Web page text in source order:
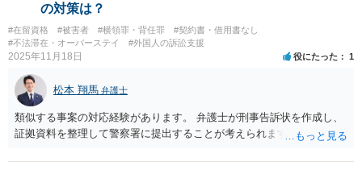
の対策は？
#在留資格 #被害者 #横領罪・背任罪
#契約書・借用書なし
#不法滞在・オーバーステイ
#外国人の訴訟支援
2025年11月18日 役にたった 1
松本 翔馬 弁護士
類似する事案の対応経験があります。 弁護士が刑事告訴状を作成し、
証拠資料を整理して警察署に提出することが考えられます。